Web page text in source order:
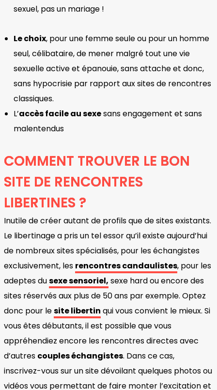
sexuel, pas un mariage !
Le choix, pour une femme seule ou pour un homme
seul, célibataire, de mener malgré tout une vie
sexuelle active et épanouie, sans attache et donc,
sans hypocrisie par rapport aux sites de rencontres
classiques.
L’accès facile au sexesans engagement et sans
malentendus
COMMENT TROUVER LE BON
SITE DE RENCONTRES
LIBERTINES ?
Inutile de créer autant de profils que de sites existants.
Le libertinage a pris un tel essor qu’il existe aujourd’hui
de nombreux sites spécialisés, pour les échangistes
exclusivement, les rencontres candaulistes, pour les
adeptes dusexe sensoriel, sexe hard ou encore des
sites réservés aux plus de 50 ans par exemple. Optez
donc pour lesite libertin qui vous convient le mieux. Si
vous êtes débutants, il est possible que vous
appréhendiez encore les rencontres directes avec
d’autres couples échangistes. Dans ce cas,
inscrivez-vous sur un site dévoilant quelques photos ou
vidéos vous permettant de faire monter l’excitation et